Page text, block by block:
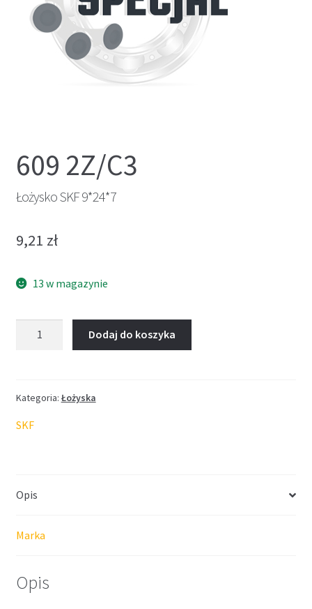
609 2Z/C3
Łożysko SKF 9*24*7
9,21 zł
13 w magazynie
Dodaj do koszyka
Kategoria: Łożyska
SKF
Opis
Marka
Opis